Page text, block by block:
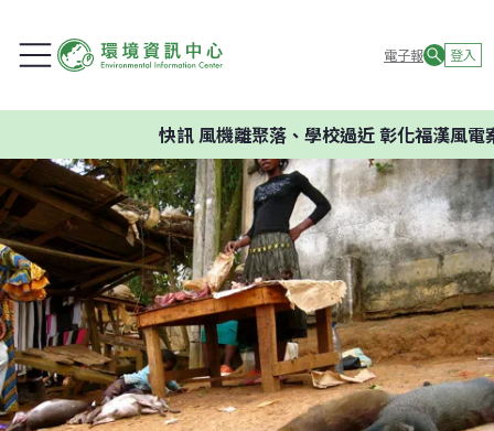
電子報 登入
快訊風機離聚落、學校過近 彰化福漢風電案